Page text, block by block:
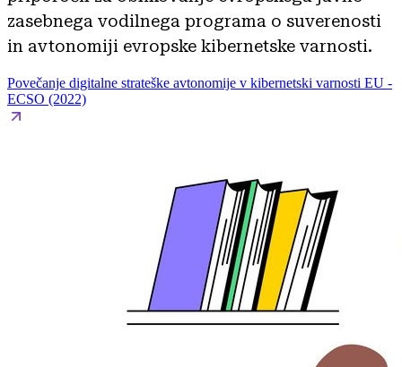
zasebnega vodilnega programa o suverenosti
in avtonomiji evropske kibernetske varnosti.
Povečanje digitalne strateške avtonomije v kibernetski varnosti EU -
ECSO (2022)